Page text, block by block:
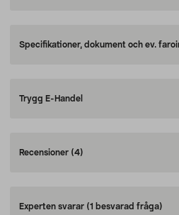
Specifikationer, dokument och ev.
Trygg E-Handel
Recensioner (4)
Experten svarar (1 besvarad fråga)